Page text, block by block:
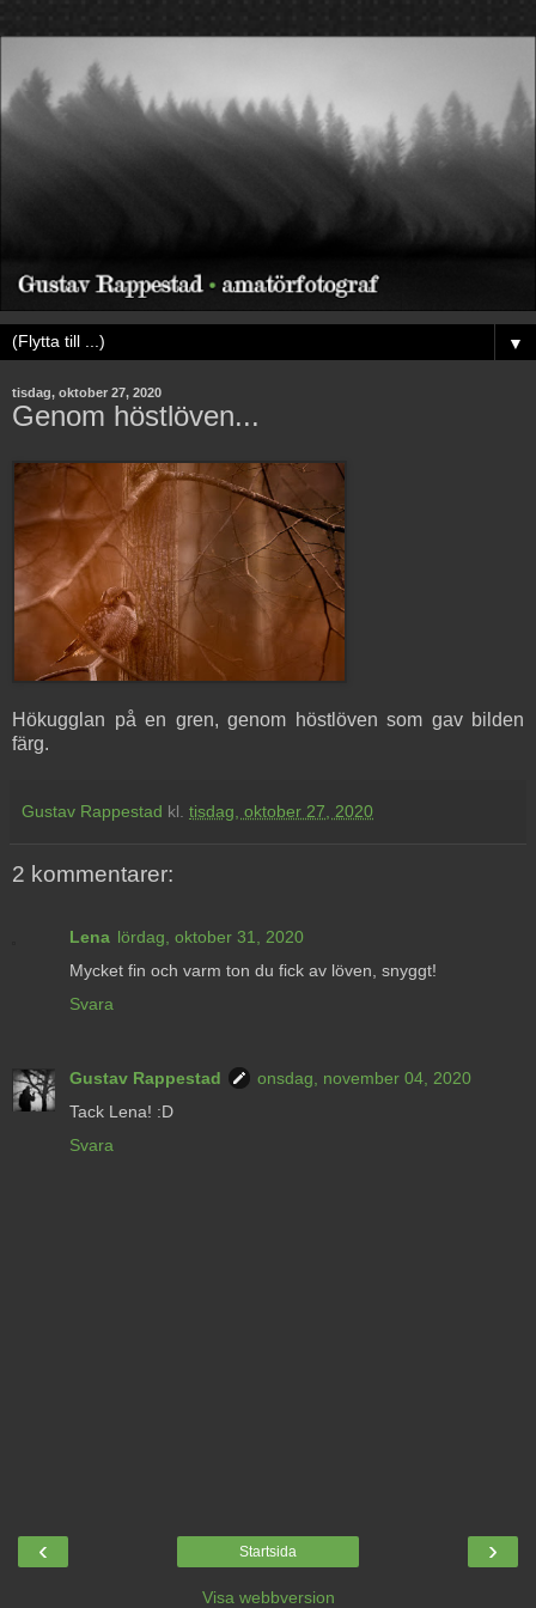
▼
tisdag, oktober 27, 2020
Genom höstlöven...
Hökugglan på en gren, genom höstlöven som gav bilden
färg.
Gustav Rappestad kl. tisdag, oktober 27, 2020
2 kommentarer:
Lena lördag, oktober 31, 2020
Mycket fin och varm ton du fick av löven, snyggt!
Svara
Gustav Rappestad
onsdag, november 04, 2020
Tack Lena! :D
Svara
‹ ›
Startsida
Visa webbversion